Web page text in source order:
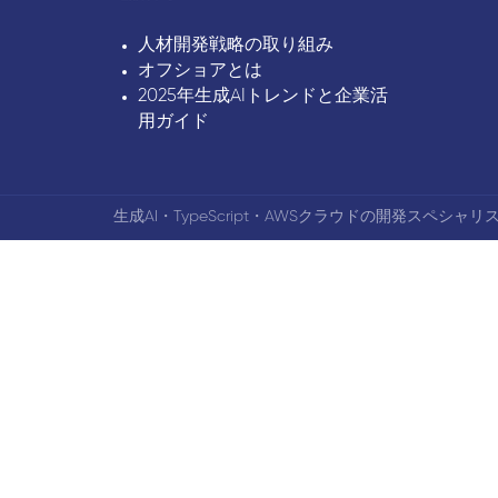
人材開発戦略の取り組み
オフショアとは
2025年生成AIトレンドと企業活
用ガイド
生成AI・TypeScript・AWSクラウドの開発スペシャリ